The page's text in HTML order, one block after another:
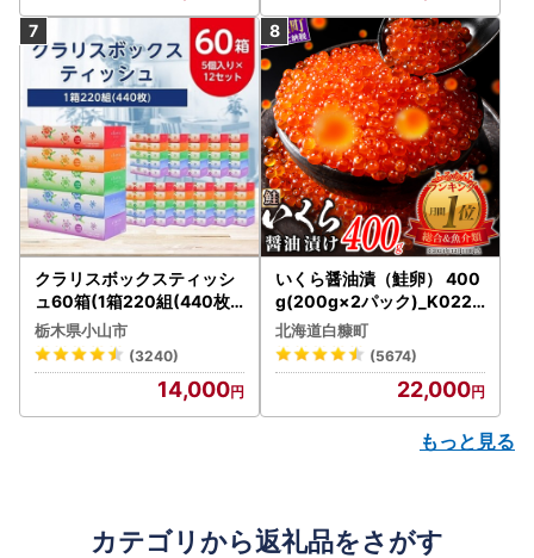
P
クラリスボックスティッシ
ュ60箱(1箱220組(440枚))
(5個入り×12セット)【配送
不可地域：離島・沖縄県】
【1256759】
栃木県小山市
(3240)
14,000
いくら醤油漬（鮭卵） 400
g(200g×2パック)_K022-
1676
北海道白糠町
(5674)
22,000
もっと見る
カテゴリから返礼品をさがす